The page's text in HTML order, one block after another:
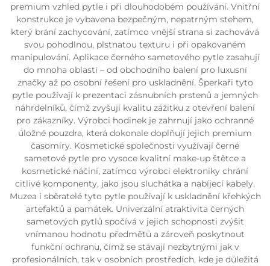
premium vzhled pytle i při dlouhodobém používání. Vnitřní
konstrukce je vybavena bezpečným, nepatrným stehem,
který brání zachycování, zatímco vnější strana si zachovává
svou pohodlnou, plstnatou texturu i při opakovaném
manipulování. Aplikace černého sametového pytle zasahují
do mnoha oblastí – od obchodního balení pro luxusní
značky až po osobní řešení pro uskladnění. Šperkaři tyto
pytle používají k prezentaci zásnubních prstenů a jemných
náhrdelníků, čímž zvyšují kvalitu zážitku z otevření balení
pro zákazníky. Výrobci hodinek je zahrnují jako ochranné
úložné pouzdra, která dokonale doplňují jejich premium
časomíry. Kosmetické společnosti využívají černé
sametové pytle pro vysoce kvalitní make-up štětce a
kosmetické náčiní, zatímco výrobci elektroniky chrání
citlivé komponenty, jako jsou sluchátka a nabíjecí kabely.
Muzea i sběratelé tyto pytle používají k uskladnění křehkých
artefaktů a památek. Univerzální atraktivita černých
sametových pytlů spočívá v jejich schopnosti zvýšit
vnímanou hodnotu předmětů a zároveň poskytnout
funkční ochranu, čímž se stávají nezbytnými jak v
profesionálních, tak v osobních prostředích, kde je důležitá